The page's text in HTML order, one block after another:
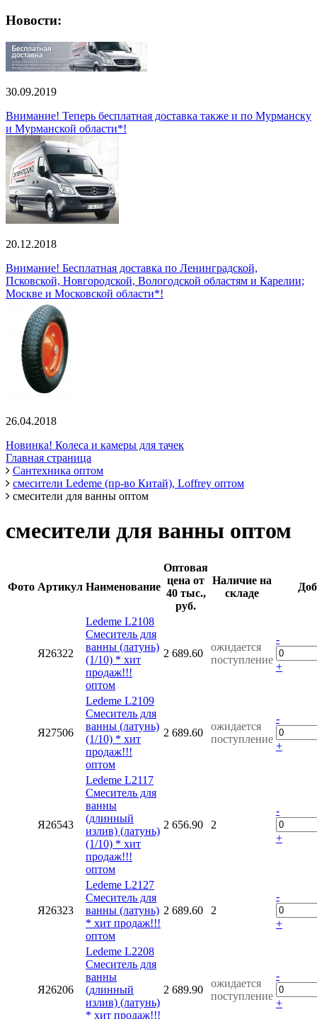
Новости:
30.09.2019
Внимание! Теперь бесплатная доставка также и по Мурманску
и Мурманской области*!
20.12.2018
Внимание! Бесплатная доставка по Ленинградской,
Псковской, Новгородской, Вологодской областям и Карелии;
Москве и Московской области*!
26.04.2018
Новинка! Колеса и камеры для тачек
Главная страница
Сантехника оптом
смесители Ledeme (пр-во Китай), Loffrey оптом
смесители для ванны оптом
смесители для ванны оптом
Фото Артикул Наименование
Оптовая
цена от
40 тыс.,
руб.
Наличие на
складе
Я26322
Ledeme L2108
Смеситель для
ванны (латунь)
(1/10) * хит
продаж!!!
оптом
2 689.60
ожидается
поступление
-
+
Я27506
Ledeme L2109
Смеситель для
ванны (латунь)
(1/10) * хит
продаж!!!
оптом
2 689.60
ожидается
поступление
-
+
Я26543
Ledeme L2117
Смеситель для
ванны
(длинный
излив) (латунь)
(1/10) * хит
продаж!!!
оптом
2 656.90 2
-
+
Я26323
Ledeme L2127
Смеситель для
ванны (латунь)
* хит продаж!!!
оптом
2 689.60 2
-
+
Я26206
Ledeme L2208
Смеситель для
ванны
(длинный
излив) (латунь)
* хит продаж!!!
2 689.90
ожидается
поступление
-
+